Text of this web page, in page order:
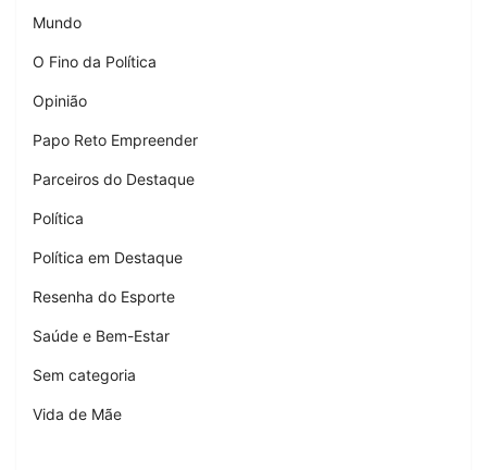
Mundo
O Fino da Política
Opinião
Papo Reto Empreender
Parceiros do Destaque
Política
Política em Destaque
Resenha do Esporte
Saúde e Bem-Estar
Sem categoria
Vida de Mãe